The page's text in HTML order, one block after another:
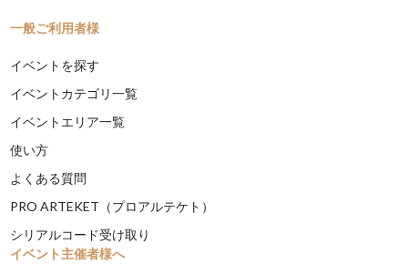
一般ご利用者様
イベントを探す
イベントカテゴリ一覧
イベントエリア一覧
使い方
よくある質問
PRO ARTEKET（プロアルテケト）
シリアルコード受け取り
イベント主催者様へ